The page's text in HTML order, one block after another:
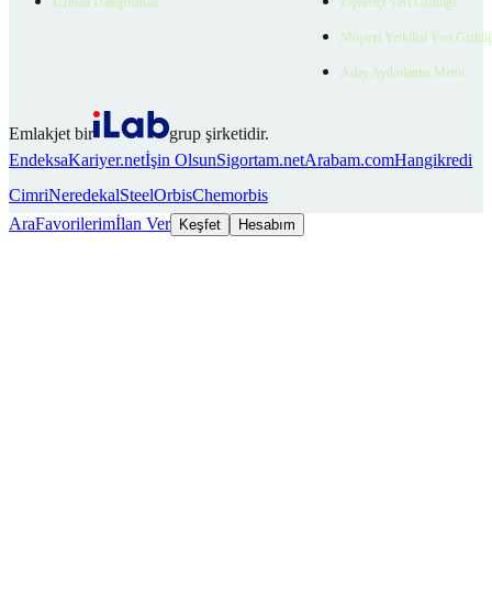
Müşteri Yetkilisi Veri
Aday Aydınlatma Metni
Emlakjet bir
grup şirketidir.
EndeksaKariyer.netİşin OlsunSigortam.netArabam.comHangikredi
CimriNeredekalSteelOrbisChemorbis
AraFavorilerimİlan Ver Keşfet Hesabım